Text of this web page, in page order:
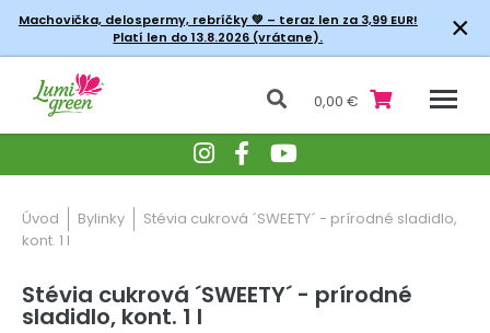
Machovička, delospermy, rebríčky💚 – teraz len za 3,99 EUR!
Platí len do 13.8.2026 (vrátane).
×
0,00 €
Úvod Bylinky
Stévia cukrová ´SWEETY´ - prírodné sladidlo,
kont. 1 l
Stévia cukrová ´SWEETY´ - prírodné
sladidlo, kont. 1 l